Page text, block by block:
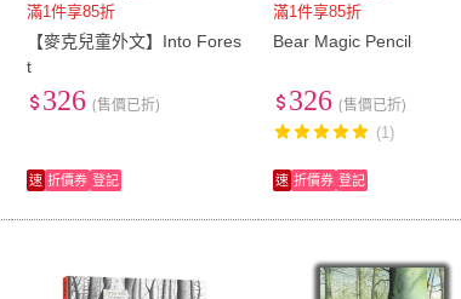
滿1件享85折
【麥克兒童外文】Into Fores
t
326 (售價已折)
速 折價券 登記
滿1件享85折
Bear Magic Pencil
326 (售價已折)
(1)
速 折價券 登記